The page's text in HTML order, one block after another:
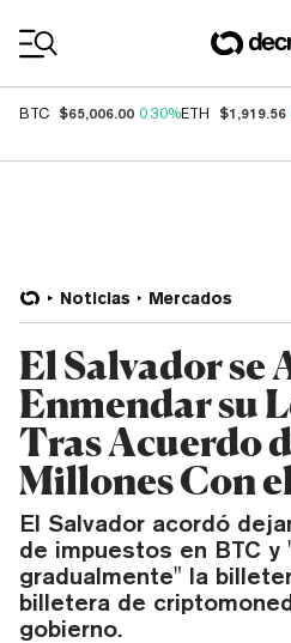
BTC $65,006.00 0.30%ETH $1,919.56
Noticias Mercados
El Salvador se
Enmendar su
Tras Acuerdo
Millones Con
El Salvador acordó
de impuestos en BTC y
gradualmente" la
billetera de
gobierno.